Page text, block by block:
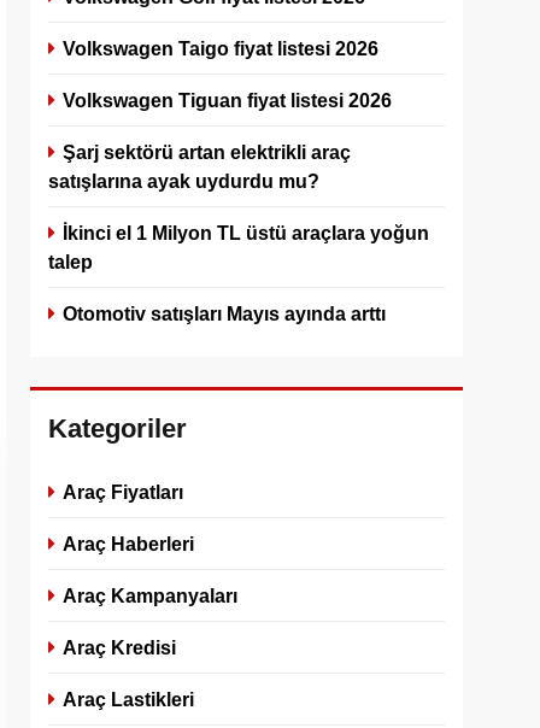
Volkswagen Taigo fiyat listesi 2026
Volkswagen Tiguan fiyat listesi 2026
Şarj sektörü artan elektrikli araç
satışlarına ayak uydurdu mu?
İkinci el 1 Milyon TL üstü araçlara yoğun
talep
Otomotiv satışları Mayıs ayında arttı
Kategoriler
Araç Fiyatları
Araç Haberleri
Araç Kampanyaları
Araç Kredisi
Araç Lastikleri